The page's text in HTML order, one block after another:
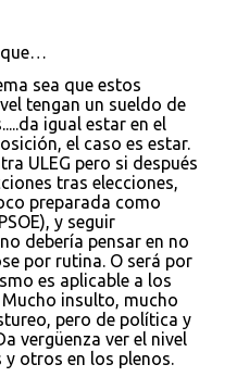
que…
sea que estos
tengan un sueldo de
igual estar en el
el caso es estar.
ULEG pero si después
tras elecciones,
preparada como
y seguir
debería pensar en no
por rutina. O será por
es aplicable a los
insulto, mucho
pero de política y
vergüenza ver el nivel
y otros en los plenos.